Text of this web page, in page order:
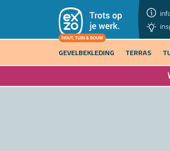
GEVELBEKLEDING
TERRAS